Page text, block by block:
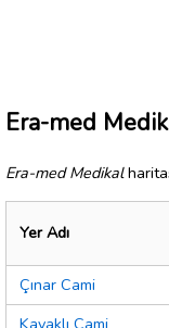
Era-med
Era-med Medikal
Yer Adı
Çınar Cami